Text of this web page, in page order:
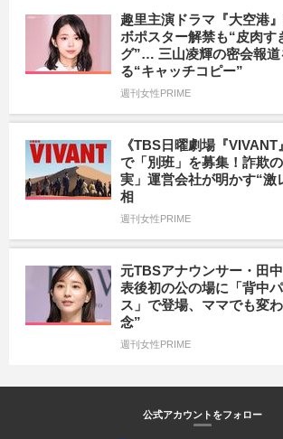
趣里主演ドラマ『大空港
ボポスター解禁も“皮肉す
グ”… 三山凌輝の密会報道
る“キャッチコピー”
週刊女性PRIME
《TBS日曜劇場『
で「別班」を募集！詐欺
実」運営会社が明かす“激
相
週刊女性PRIME
元TBSアナウンサー・田
表後初の公の場に「背中
ス」で登場、ママでも変
念”
週刊女性PRIME
公式アカウントをフォロー